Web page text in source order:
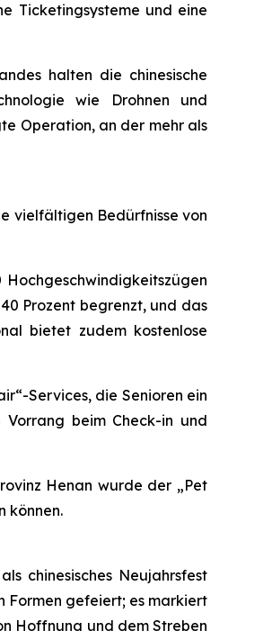
Ticketingsysteme und eine
halten die chinesische
wie Drohnen und
Operation, an der mehr als
vielfältigen Bedürfnisse von
Prozent begrenzt, und das
bietet zudem kostenlose
Services, die Senioren ein
beim Check-in und
Henan wurde der „Pet
können.
chinesisches Neujahrsfest
Formen gefeiert; es markiert
Hoffnung und dem Streben